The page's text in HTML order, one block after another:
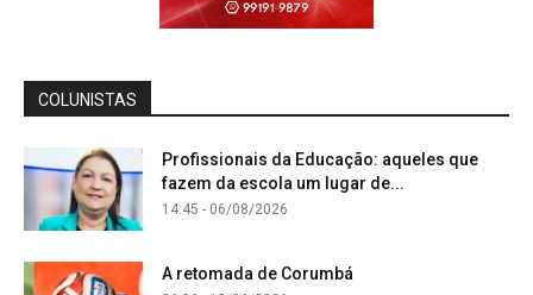
COLUNISTAS
Profissionais da Educação: aqueles que
fazem da escola um lugar de...
14:45 - 06/08/2026
A retomada de Corumbá